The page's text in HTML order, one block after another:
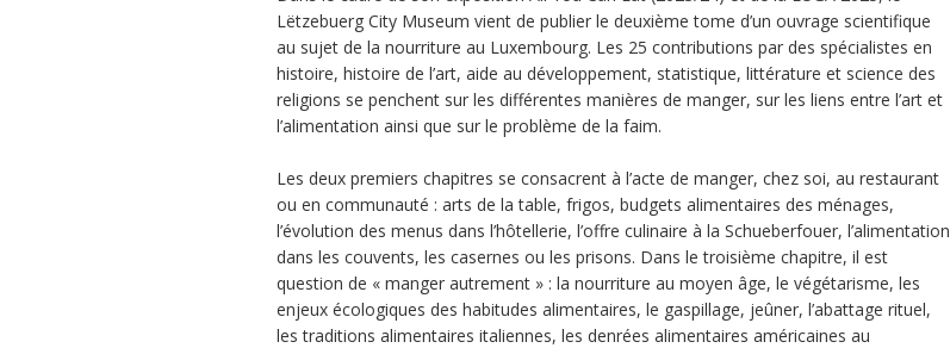
Lëtzebuerg City Museum vient de publier le deuxième tome d’un ouvrage scientifique
au sujet de la nourriture au Luxembourg. Les 25 contributions par des spécialistes en
histoire, histoire de l’art, aide au développement, statistique, littérature et science des
religions se penchent sur les différentes manières de manger, sur les liens entre l’art et
l’alimentation ainsi que sur le problème de la faim.
Les deux premiers chapitres se consacrent à l’acte de manger, chez soi, au restaurant
ou en communauté : arts de la table, frigos, budgets alimentaires des ménages,
l’évolution des menus dans l’hôtellerie, l’offre culinaire à la Schueberfouer, l’alimentation
dans les couvents, les casernes ou les prisons. Dans le troisième chapitre, il est
question de « manger autrement » : la nourriture au moyen âge, le végétarisme, les
enjeux écologiques des habitudes alimentaires, le gaspillage, jeûner, l’abattage rituel,
les traditions alimentaires italiennes, les denrées alimentaires américaines au